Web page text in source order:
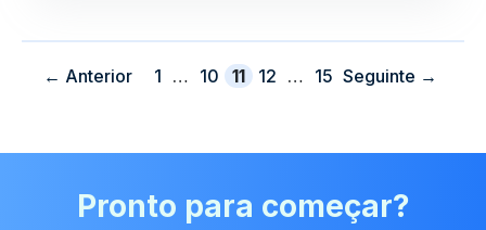
← Anterior Página
1 … Página
10 Página
11 Página
12 … Página
15 Seguinte →
Pronto para começar?